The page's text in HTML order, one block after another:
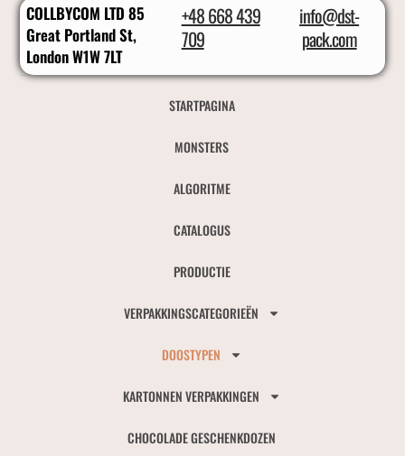
COLLBYCOM LTD 85
Great Portland St,
London W1W 7LT
+48 668 439
709
info@dst-
pack.com
STARTPAGINA
MONSTERS
ALGORITME
CATALOGUS
PRODUCTIE
VERPAKKINGSCATEGORIEËN
DOOSTYPEN
KARTONNEN VERPAKKINGEN
CHOCOLADE GESCHENKDOZEN